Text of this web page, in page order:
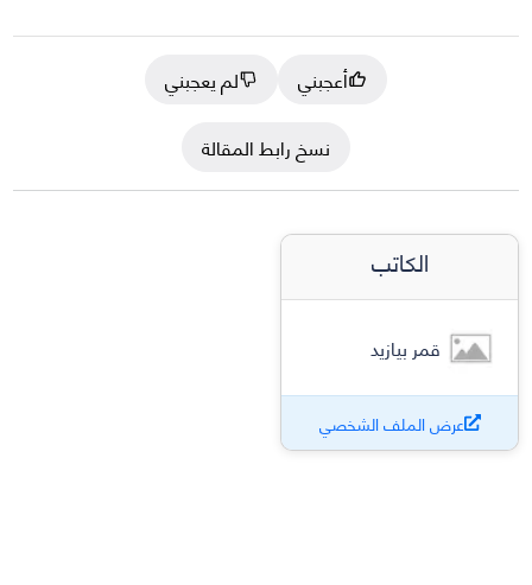
أعجبني
لم يعجبني
نسخ رابط المقالة
الكاتب
قمر بيازيد
عرض الملف الشخصي